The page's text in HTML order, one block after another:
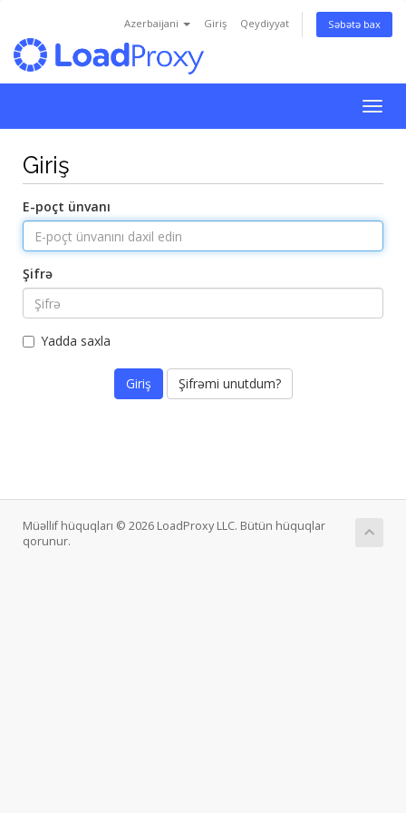
Azerbaijani Giriş Qeydiyyat Səbətə bax
keçid
Giriş
E-poçt ünvanı
Şifrə
Yadda saxla
Şifrəmi unutdum?
Müəllif hüquqları © 2026 LoadProxy LLC. Bütün hüquqlar
qorunur.